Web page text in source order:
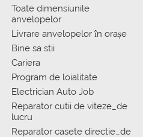
Toate dimensiunile
anvelopelor
Livrare anvelopelor în orașe
Bine sa stii
Cariera
Program de loialitate
Electrician Auto Job
Reparator cutii de viteze_de
lucru
Reparator casete directie_de